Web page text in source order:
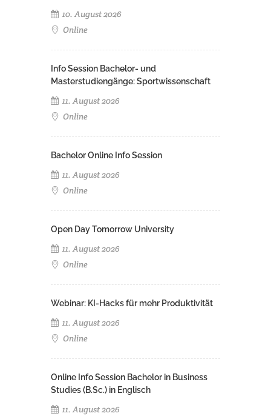
10. August 2026
Online
Info Session Bachelor- und
Masterstudiengänge: Sportwissenschaft
11. August 2026
Online
Bachelor Online Info Session
11. August 2026
Online
Open Day Tomorrow University
11. August 2026
Online
Webinar: KI-Hacks für mehr Produktivität
11. August 2026
Online
Online Info Session Bachelor in Business
Studies (B.Sc.) in Englisch
11. August 2026